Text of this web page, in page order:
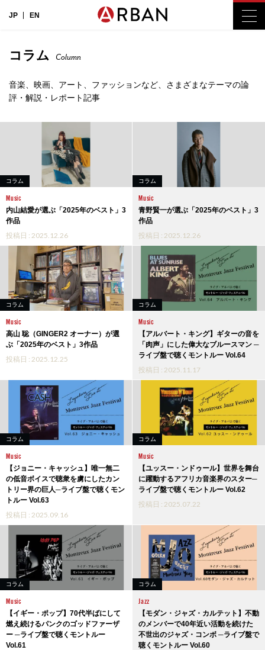
JP EN
コラム Column
音楽、映画、アート、ファッションなど、さまざまなテーマの論
評・解説・レポート記事
コラム
Music
内山結愛が選ぶ「2025年のベスト」3
作品
投稿日 : 2025.12.26
コラム
Music
青野賢一が選ぶ「2025年のベスト」3
作品
投稿日 : 2025.12.26
コラム
Music
高山 聡（GINGER2 オーナー）が選
ぶ「2025年のベスト」3作品
投稿日 : 2025.12.25
コラム
Music
【アルバート・キング】ギターの音を
「肉声」にした偉大なブルースマン ─
ライブ盤で聴くモントルー Vol.64
投稿日 : 2025.11.17
コラム
Music
【ジョニー・キャッシュ】唯一無二
の低音ボイスで聴衆を虜にしたカン
トリー界の巨人─ライブ盤で聴くモン
トルー Vol.63
投稿日 : 2025.09.16
コラム
Music
【ユッスー・ンドゥール】世界を舞台
に躍動するアフリカ音楽界のスター─
ライブ盤で聴くモントルー Vol.62
投稿日 : 2025.07.22
コラム
Music
【イギー・ポップ】70代半ばにして
燃え続けるパンクのゴッドファーザ
ー ─ライブ盤で聴くモントルー
Vol.61
コラム
Jazz
【モダン・ジャズ・カルテット】不動
のメンバーで40年近い活動を続けた
不世出のジャズ・コンボ ─ライブ盤で
聴くモントルー Vol.60